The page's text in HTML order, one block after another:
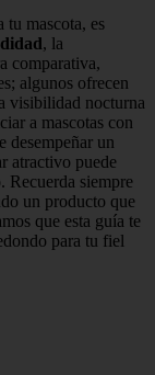
tu mascota, es
, la
comparativa,
algunos ofrecen
visibilidad nocturna
a mascotas con
desempeñar un
atractivo puede
Recuerda siempre
un producto que
que esta guía te
para tu fiel